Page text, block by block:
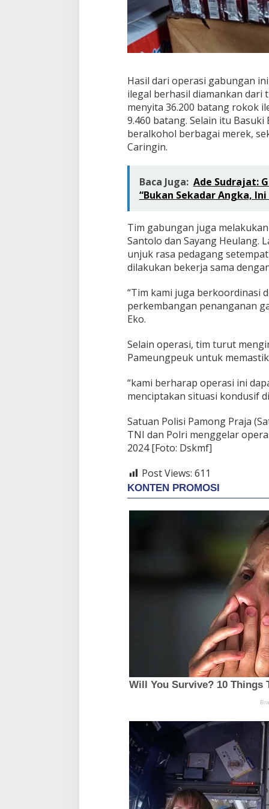
Hasil dari operasi gabungan
ilegal berhasil diamankan dari
menyita 36.200 batang rokok
9.460 batang. Selain itu
beralkohol berbagai merek,
Caringin.
Baca Juga: Ade Sudrajat:
“Bukan Sekadar Angka,
Tim gabungan juga
Santolo dan Sayang Heulang.
unjuk rasa pedagang
dilakukan bekerja sama
“Tim kami juga berkoordinasi
perkembangan penanganan
Eko.
Selain operasi, tim turut
Pameungpeuk untuk
“kami berharap operasi ini
menciptakan situasi kondusif
Satuan Polisi Pamong Praja
TNI dan Polri menggelar
2024 [Foto: Dskmf]
Post Views: 611